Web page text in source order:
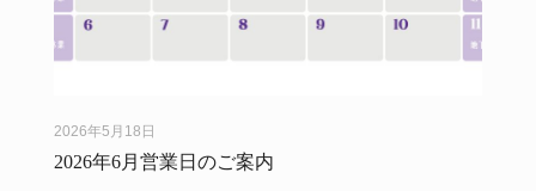
2026年5月18日
2026年6月営業日のご案内